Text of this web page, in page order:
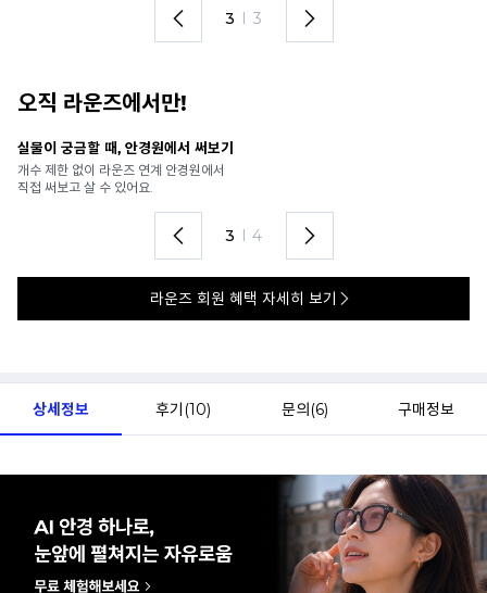
1 I 3
오직 라운즈에서만!
안경 렌즈 맞춤까지 한 번에
가까운 안경원으로 배송받아
렌즈 맞춤부터 피팅까지 편하게!
4 I 4
라운즈 회원 혜택 자세히 보기
상세정보 후기(10) 문의(6) 구매정보